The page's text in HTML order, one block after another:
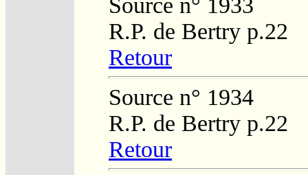
Source n° 1933
R.P. de Bertry p.22
Retour
Source n° 1934
R.P. de Bertry p.22
Retour